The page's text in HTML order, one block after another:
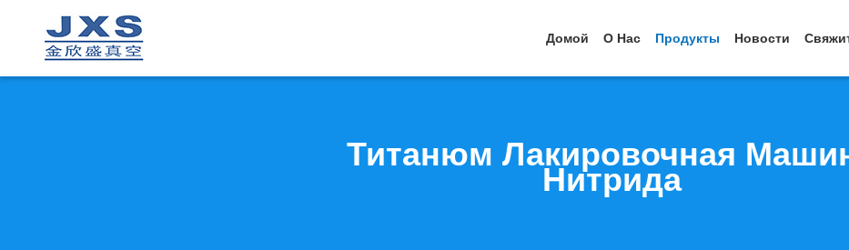
Домой О Нас Продукты Новости
Титанюм Лакировочная
Нитрида